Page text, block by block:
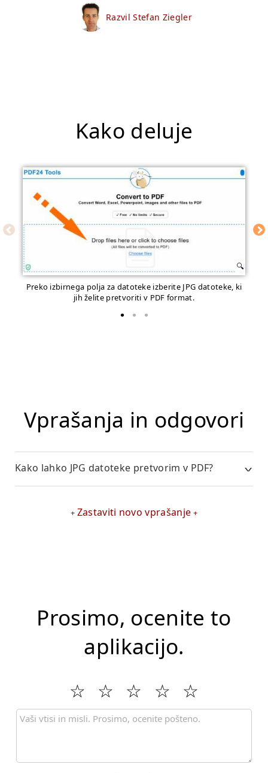
Razvil Stefan Ziegler
Kako deluje
Preko izbirnega polja za datoteke izberite JPG datoteke, ki
jih želite pretvoriti v PDF format.
Vprašanja in odgovori
Kako lahko JPG datoteke pretvorim v PDF?
Zastaviti novo vprašanje
Prosimo, ocenite to
aplikacijo.